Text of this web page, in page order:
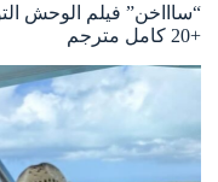
“ساااخن” فيلم الوحش
+20 كامل مترجم